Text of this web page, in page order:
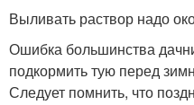
Выливать раствор надо
Ошибка большинства
подкормить тую перед
Следует помнить, что